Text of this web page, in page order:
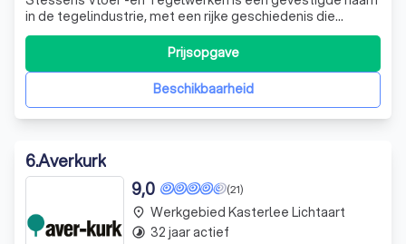
in de tegelindustrie, met een rijke geschiedenis die
teruggaat tot 1994. Onder leiding van zaakvoerder Danny,
die zijn expertise in de loop der jaren heeft opgebouwd,
hebben we ons onderscheiden door onze toewijding aan
kwaliteit en vakmanschap.Beschikbaarheid
Prijsopgave
6.Averkurk
(21)
9,0
place Werkgebied Kasterlee Lichtaart
timelapse 32 jaar actief